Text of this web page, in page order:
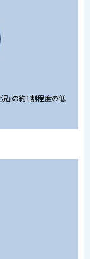
」の約1割程度の低